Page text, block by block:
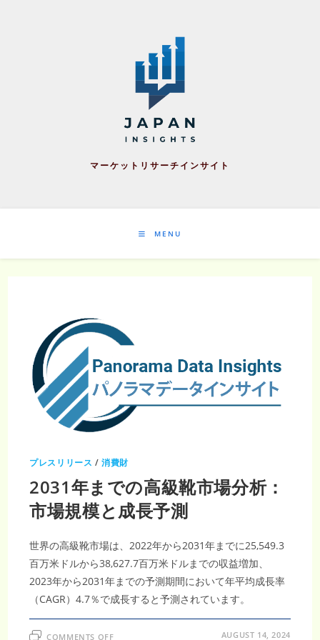
マーケットリサーチインサイト
MENU
プレスリリース /消費財
2031年までの高級靴市場分析：
市場規模と成長予測
世界の高級靴市場は、2022年から2031年までに25,549.3
百万米ドルから38,627.7百万米ドルまでの収益増加、
2023年から2031年までの予測期間において年平均成長率
（CAGR）4.7％で成長すると予測されています。
COMMENTS OFFON AUGUST 14, 2024